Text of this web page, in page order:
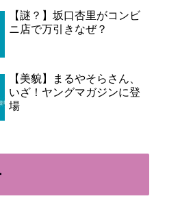
【謎？】坂口杏里がコンビ
ニ店で万引きなぜ？
【美貌】まるやそらさん、
いざ！ヤングマガジンに登
場